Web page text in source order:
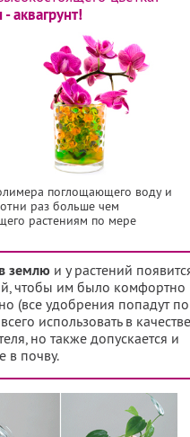
аквагрунт!
поглощающего воду и
раз больше чем
растениям по мере
землюи у растений
чтобы им было комфортно
(все удобрения попадут по
использовать в качестве
но также допускается и
в почву.